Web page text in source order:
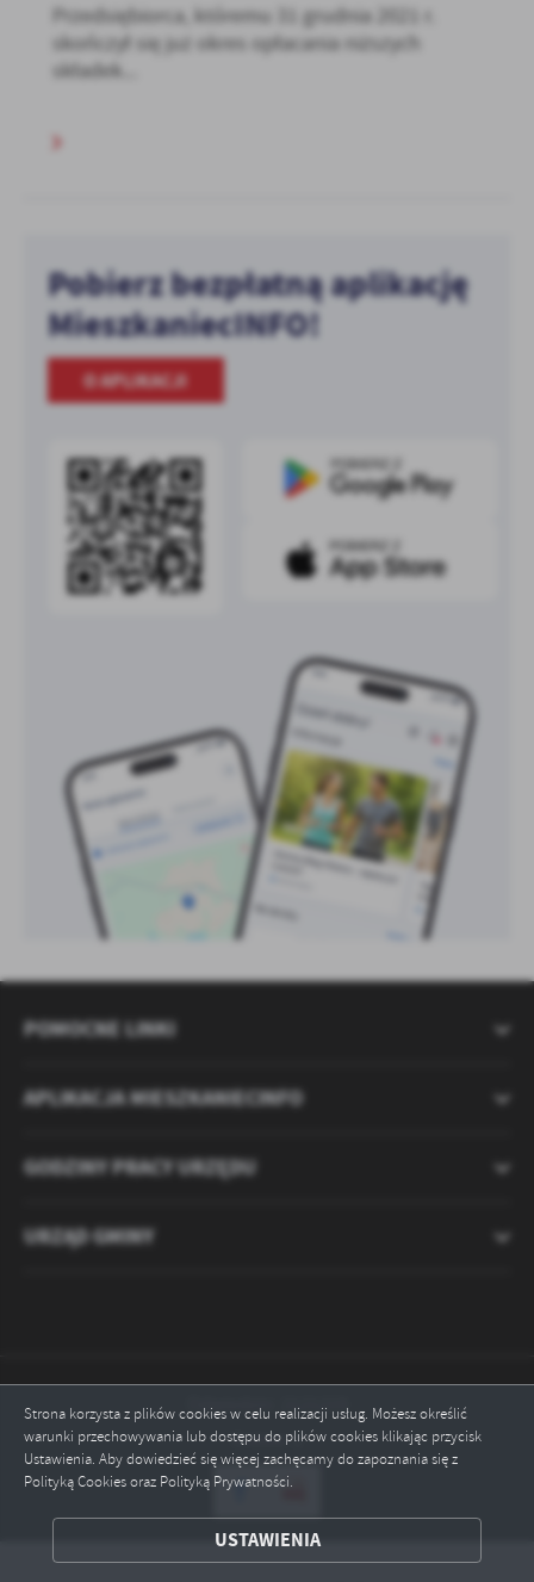
Strona korzysta z plików cookies w celu realizacji usług. Możesz określić
warunki przechowywania lub dostępu do plików cookies klikając przycisk
Ustawienia. Aby dowiedzieć się więcej zachęcamy do zapoznania się z
Polityką Cookies oraz Polityką Prywatności.
USTAWIENIA
ODRZUĆ WSZYSTKIE
Przedsiębiorca, któremu 31 grudnia 2021 r.
skończył się już okres opłacania niższych
składek...
Pobierz bezpłatną aplikację
MieszkaniecINFO!
O APLIKACJI
POMOCNE LINKI
APLIKACJA MIESZKANIECINFO
GODZINY PRACY URZĘDU
URZĄD GMINY
Odwiedzin: 2121219
Online: 2